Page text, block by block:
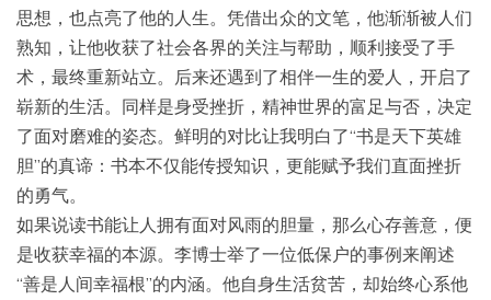
思想，也点亮了他的人生。凭借出众的文笔，他渐渐被人们
熟知，让他收获了社会各界的关注与帮助，顺利接受了手
术，最终重新站立。后来还遇到了相伴一生的爱人，开启了
崭新的生活。同样是身受挫折，精神世界的富足与否，决定
了面对磨难的姿态。鲜明的对比让我明白了“书是天下英雄
胆”的真谛：书本不仅能传授知识，更能赋予我们直面挫折
的勇气。
如果说读书能让人拥有面对风雨的胆量，那么心存善意，便
是收获幸福的本源。李博士举了一位低保户的事例来阐述
“善是人间幸福根”的内涵。他自身生活贫苦，却始终心系他